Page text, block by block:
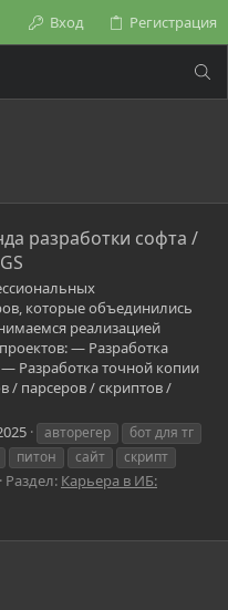
Вход Регистрация
разработки софта /
которые объединились
реализацией
— Разработка
Разработка точной копии
/ парсеров / скриптов /
авторегер
бот для тг
питон сайт
скрипт
Раздел: Карьера в ИБ: